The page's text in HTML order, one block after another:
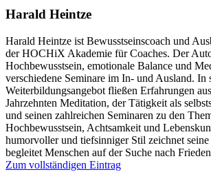
Harald Heintze
Harald Heintze ist Bewusstseinscoach und
der HOCHiX Akademie für Coaches. Der
Hochbewusstsein, emotionale Balance und
verschiedene Seminare im In- und Ausland. In
Weiterbildungsangebot fließen Erfahrungen
Jahrzehnten Meditation, der Tätigkeit als
und seinen zahlreichen Seminaren zu den
Hochbewusstsein, Achtsamkeit und
humorvoller und tiefsinniger Stil zeichnet
begleitet Menschen auf der Suche nach
Zum vollständigen Eintrag